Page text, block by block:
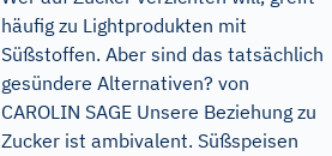
häufig zu Lightprodukten mit
Süßstoffen. Aber sind das tatsächlich
gesündere Alternativen? von
CAROLIN SAGE Unsere Beziehung zu
Zucker ist ambivalent. Süßspeisen